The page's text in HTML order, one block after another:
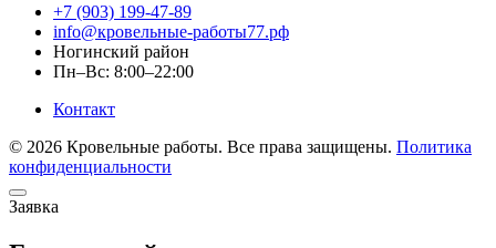
+7 (903) 199-47-89
info@кровельные-работы77.рф
Ногинский район
Пн–Вс: 8:00–22:00
Контакт
© 2026 Кровельные работы. Все права защищены. Политика
конфиденциальности
Заявка